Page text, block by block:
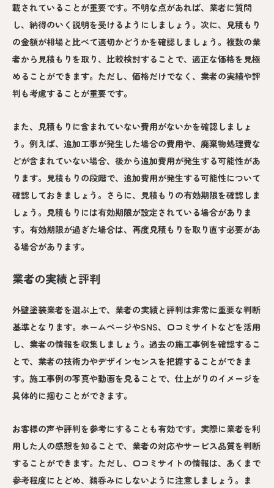
載されていることが重要です。不明な点があれば、業者に質問
し、納得のいく説明を受けるようにしましょう。次に、見積もり
の金額が相場と比べて適切かどうかを確認しましょう。複数の業
者から見積もりを取り、比較検討することで、適正な価格を見極
めることができます。ただし、価格だけでなく、業者の実績や評
判も考慮することが重要です。
また、見積もりに含まれていない費用がないかを確認しましょ
う。例えば、追加工事が発生した場合の費用や、廃棄物処理費な
どが含まれていない場合、後から追加費用が発生する可能性があ
ります。見積もりの段階で、追加費用が発生する可能性について
確認しておきましょう。さらに、見積もりの有効期限を確認しま
しょう。見積もりには有効期限が設定されている場合がありま
す。有効期限が過ぎた場合は、再度見積もりを取り直す必要があ
る場合があります。
業者の実績と評判
外壁塗装業者を選ぶ上で、業者の実績と評判は非常に重要な判断
基準となります。ホームページやSNS、口コミサイトなどを活用
し、業者の情報を収集しましょう。過去の施工事例を確認するこ
とで、業者の技術力やデザインセンスを把握することができま
す。施工事例の写真や動画を見ることで、仕上がりのイメージを
具体的に掴むことができます。
お客様の声や評判を参考にすることも有効です。実際に業者を利
用した人の感想を知ることで、業者の対応やサービス品質を判断
することができます。ただし、口コミサイトの情報は、あくまで
参考程度にとどめ、鵜呑みにしないように注意しましょう。ま